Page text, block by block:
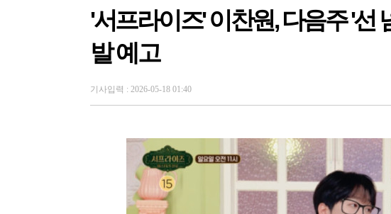
'서프라이즈' 이찬원, 다음주 '선
발 예고
기사입력 : 2026-05-18 01:40